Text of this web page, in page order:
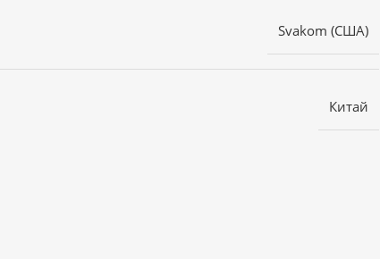
Svakom (США)
Китай